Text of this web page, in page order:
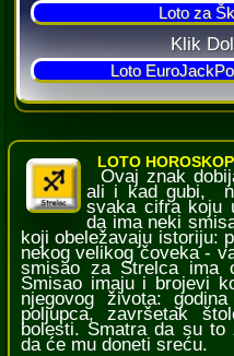
LOTO
Ovaj znak
ali i kad gubi,
svaka cifra koju
da ima neki
koji obeležavaju istoriju:
nekog velikog čoveka -
smisao za Strelca
Smisao imaju i brojevi
njegovog života:
poljupca, završetak
bolesti. Smatra da su
da će mu doneti sreću.